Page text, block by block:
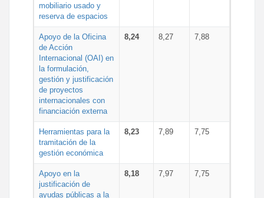
mobiliario usado y
reserva de espacios
Apoyo de la Oficina
de Acción
Internacional (OAI) en
la formulación,
gestión y justificación
de proyectos
internacionales con
financiación externa
8,24 8,27 7,88
Herramientas para la
tramitación de la
gestión económica
8,23 7,89 7,75
Apoyo en la
justificación de
ayudas públicas a la
8,18 7,97 7,75